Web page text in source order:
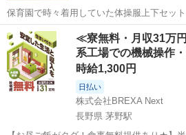
保育園で時々着用していた体操服上下セットです。 上下と
ズになります。 ズボンの後ろ側の毛玉感が目立ちます。 洗い替えなど
にいかがでしょうか？
富山 富山市 西中野駅 キッズ用品
≪寮無料・月収31万
系工場での機械操作
時給1,300円
日払い
株式会社BREXA Next
長野県 茅野駅